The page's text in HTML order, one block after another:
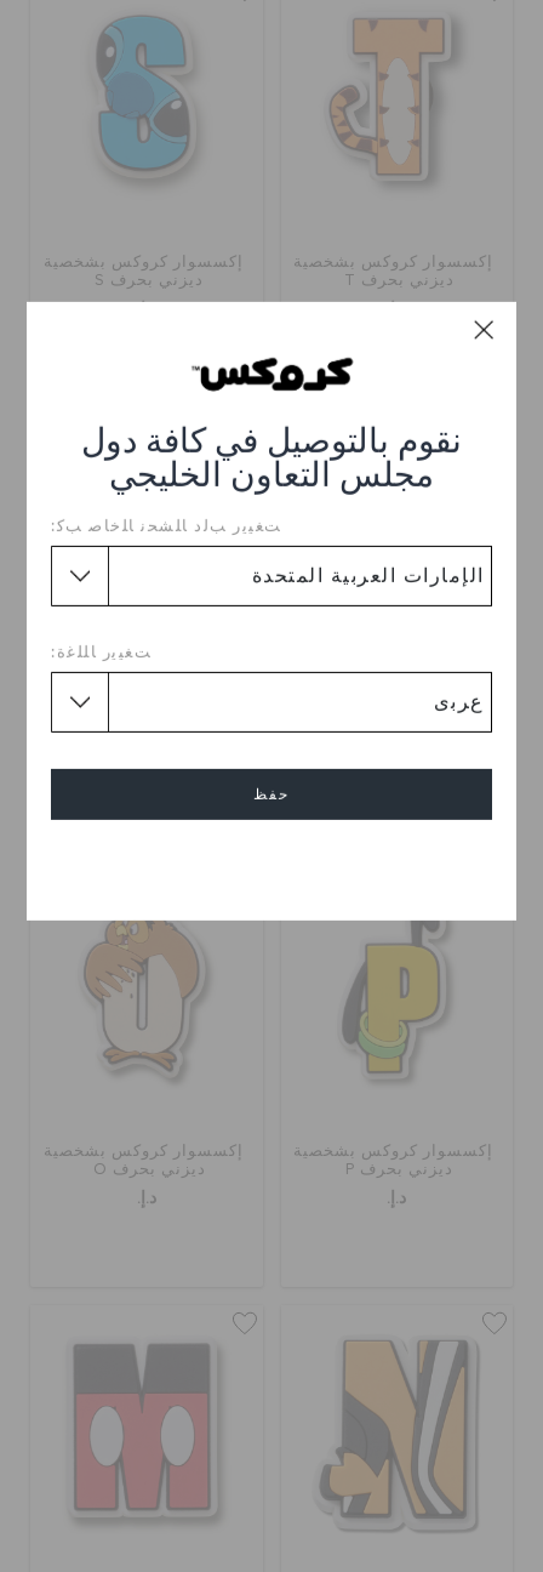
نقوم بالتوصيل في كافة دول
مجلس التعاون الخليجي
ﺖﻐﻴﻳﺭ ﺐﻟﺩ ﺎﻠﺸﺤﻧ ﺎﻠﺧﺎﺻ ﺐﻛ:
ﺖﻐﻴﻳﺭ ﺎﻠﻠﻏﺓ:
حفظ
إكسسوار كروكس بشخصية
ديزني بحرف T
إكسسوار كروكس بشخصية
ديزني بحرف S
إكسسوار كروكس بشخصية
إكسسوار كروكس بشخصية
إكسسوار كروكس بشخصية
ديزني بحرف P
د.إ.
إكسسوار كروكس بشخصية
ديزني بحرف O
د.إ.